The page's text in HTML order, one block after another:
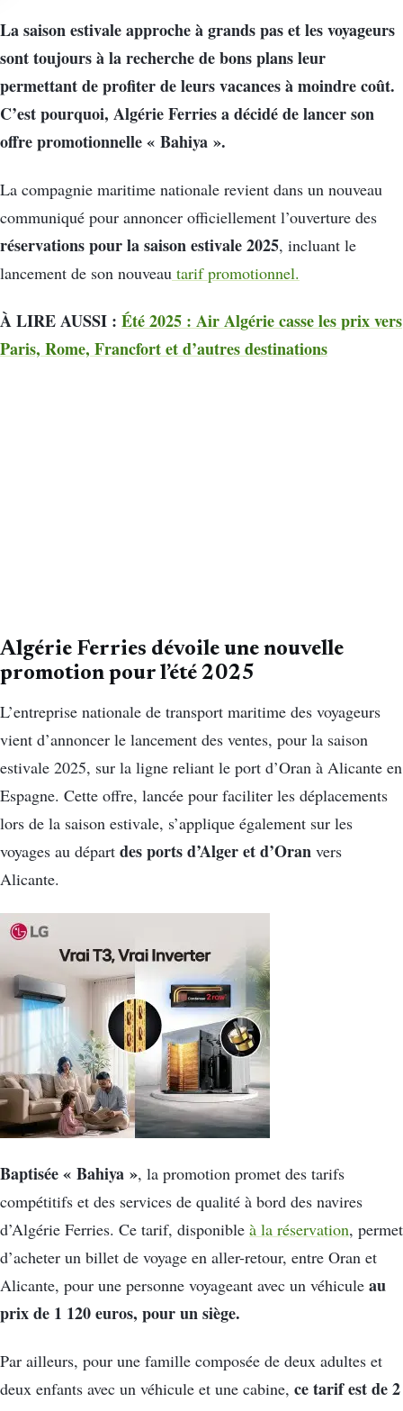
La saison estivale approche à grands pas et les voyageurs
sont toujours à la recherche de bons plans leur
permettant de profiter de leurs vacances à moindre coût.
C’est pourquoi, Algérie Ferries a décidé de lancer son
offre promotionnelle « Bahiya ».
La compagnie maritime nationale revient dans un nouveau
communiqué pour annoncer officiellement l’ouverture des
réservations pour la saison estivale 2025, incluant le
lancement de son nouveau tarif promotionnel.
À LIRE AUSSI : Été 2025 : Air Algérie casse les prix vers
Paris, Rome, Francfort et d’autres destinations
Algérie Ferries dévoile une nouvelle
promotion pour l’été 2025
L’entreprise nationale de transport maritime des voyageurs
vient d’annoncer le lancement des ventes, pour la saison
estivale 2025, sur la ligne reliant le port d’Oran à Alicante en
Espagne. Cette offre, lancée pour faciliter les déplacements
lors de la saison estivale, s’applique également sur les
voyages au départ des ports d’Alger et d’Oran vers
Alicante.
Baptisée « Bahiya », la promotion promet des tarifs
compétitifs et des services de qualité à bord des navires
d’Algérie Ferries. Ce tarif, disponible à la réservation, permet
d’acheter un billet de voyage en aller-retour, entre Oran et
Alicante, pour une personne voyageant avec un véhicule au
prix de 1 120 euros, pour un siège.
Par ailleurs, pour une famille composée de deux adultes et
deux enfants avec un véhicule et une cabine, ce tarif est de 2